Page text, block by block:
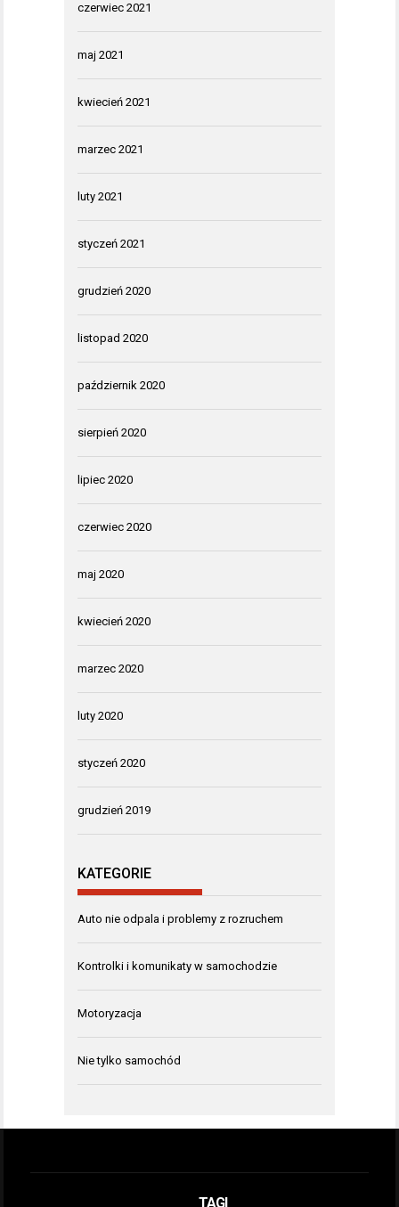
czerwiec 2021
maj 2021
kwiecień 2021
marzec 2021
luty 2021
styczeń 2021
grudzień 2020
listopad 2020
październik 2020
sierpień 2020
lipiec 2020
czerwiec 2020
maj 2020
kwiecień 2020
marzec 2020
luty 2020
styczeń 2020
grudzień 2019
KATEGORIE
Auto nie odpala i problemy z rozruchem
Kontrolki i komunikaty w samochodzie
Motoryzacja
Nie tylko samochód
TAGI